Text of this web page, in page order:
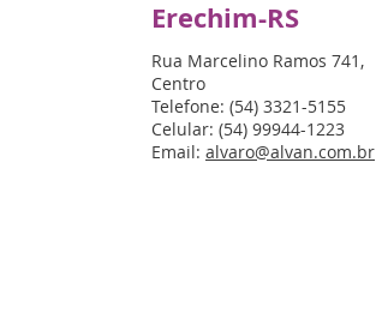
Erechim-RS
Rua Marcelino Ramos 741,
Centro
Telefone: (54) 3321-5155
Celular: (54) 99944-1223
Email: alvaro@alvan.com.br